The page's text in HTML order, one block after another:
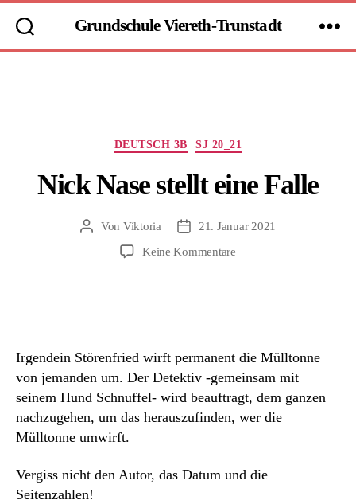
Grundschule Viereth-Trunstadt
Kategorien
DEUTSCH 3B SJ 20_21
Nick Nase stellt eine Falle
Beitragsautor
Von Viktoria Beitragsdatum
21. Januar 2021
Keine Kommentarezu
Irgendein Störenfried wirft permanent die Mülltonne
von jemanden um. Der Detektiv -gemeinsam mit
seinem Hund Schnuffel- wird beauftragt, dem ganzen
nachzugehen, um das herauszufinden, wer die
Mülltonne umwirft.
Vergiss nicht den Autor, das Datum und die
Seitenzahlen!